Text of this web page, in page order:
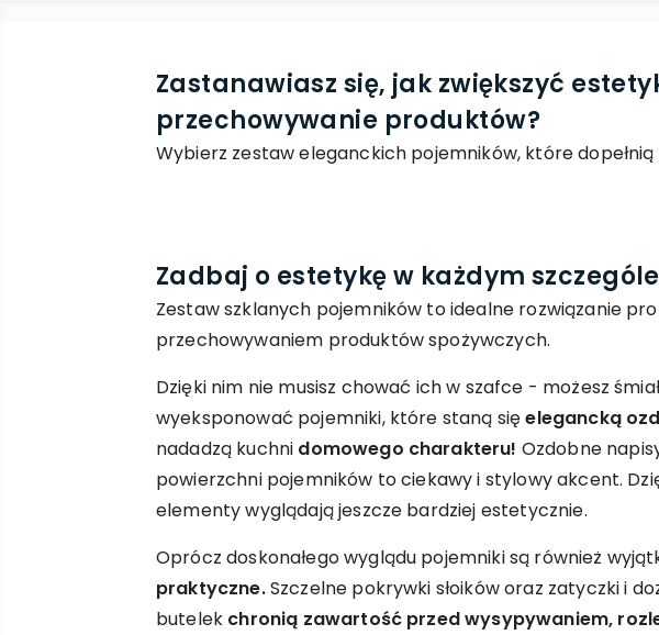
Zastanawiasz się, jak zwiększyć
przechowywanie produktów?
Wybierz zestaw eleganckich pojemników, które
Zadbaj o estetykę w każdym szczególe
Zestaw szklanych pojemników to idealne rozwiązanie
przechowywaniem produktów spożywczych.
Dzięki nim nie musisz chować ich w szafce - możesz
wyeksponować pojemniki, które staną sięelegancką
nadadzą kuchni domowego charakteru! Ozdobne
powierzchni pojemników to ciekawy i stylowy akcent.
elementy wyglądają jeszcze bardziej estetycznie.
Oprócz doskonałego wyglądu pojemniki są również
praktyczne.Szczelne pokrywki słoików oraz zatyczki i
butelek chronią zawartość przed wysypywaniem,